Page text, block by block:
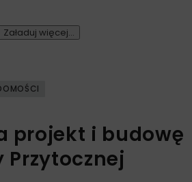
Załaduj więcej...
projekt i budowę